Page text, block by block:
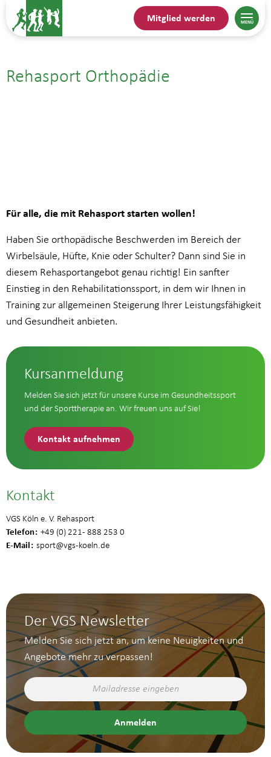
Mitglied werden
Rehasport Orthopädie
11.08.25| 18:00
Für alle, die mit Rehasport starten wollen!
Haben Sie orthopädische Beschwerden im Bereich der
Wirbelsäule, Hüfte, Knie oder Schulter? Dann sind Sie in
diesem Rehasportangebot genau richtig! Ein sanfter
Einstieg in den Rehabilitationssport, in dem wir Ihnen in
Training zur allgemeinen Steigerung Ihrer Leistungsfähigkeit
und Gesundheit anbieten.
Kursanmeldung
Melden Sie sich jetzt für unsere Kurse im Gesundheitssport
und der Sporttherapie an. Wir freuen uns auf Sie!
Kontakt aufnehmen
Kontakt
VGS Köln e. V. Rehasport
Telefon +49 (0) 221 - 888 253 0
E-Mail sport@vgs-koeln.de
Der VGS Newsletter
Melden Sie sich jetzt an, um keine Neuigkeiten und
Angebote mehr zu verpassen!